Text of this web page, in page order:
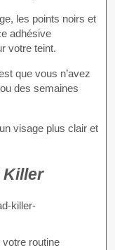
les points noirs et
adhésive
votre teint.
que vous n’avez
des semaines
visage plus clair et
Killer
votre routine